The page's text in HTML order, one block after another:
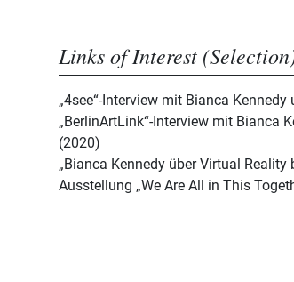
Links of Interest
„4see“-Interview mit Bianca Kennedy
„BerlinArtLink“-Interview mit Bianca
(2020)
„Bianca Kennedy über Virtual Reality
Ausstellung „We Are All in This